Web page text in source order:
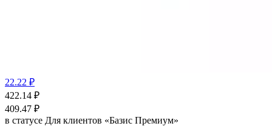
22.22 ₽
422.14 ₽
409.47 ₽
в статусе Для клиентов «Базис Премиум»